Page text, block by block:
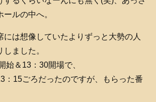
ルの中へ。
には想像していたよりずっと大勢の人
ました。
始＆13：30開場で、
：15ごろだったのですが、もらった番